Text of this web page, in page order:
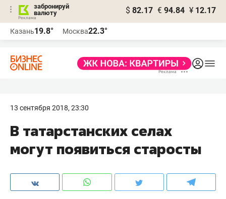
забронируй
валюту
$ 82.17 € 94.84 ¥ 12.17
Казань19.8° Москва22.3°
13 сентября 2018, 23:30
В татарстанских селах
могут появиться старосты